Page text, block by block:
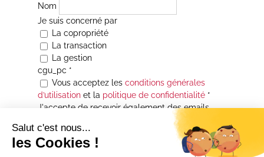
Nom
Je suis concerné par
La copropriété
La transaction
La gestion
cgu_pc *
Vous acceptez les conditions générales
d’utilisationet la politique de confidentialité*
J'accepte de recevoir également des emails
Je souhaite être informé(e) de toutes les
actualités immobilières des agences de la
Maison Atrium Gestion. À tout moment, vous